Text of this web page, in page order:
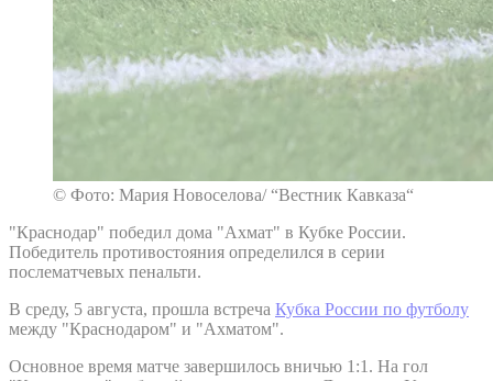
© Фото: Мария Новоселова/ “Вестник Кавказа“
"Краснодар" победил дома "Ахмат" в Кубке России.
Победитель противостояния определился в серии
послематчевых пенальти.
В среду, 5 августа, прошла встреча Кубка России по футболу
между "Краснодаром" и "Ахматом".
Основное время матче завершилось вничью 1:1. На гол